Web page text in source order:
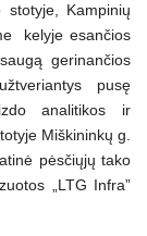
stotyje, Kampinių
kelyje esančios
gerinančios
pusę
analitikos ir
Miškininkų g.
pėsčiųjų tako
„LTG Infra”